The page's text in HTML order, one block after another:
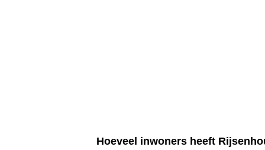
Hoeveel inwoners heeft